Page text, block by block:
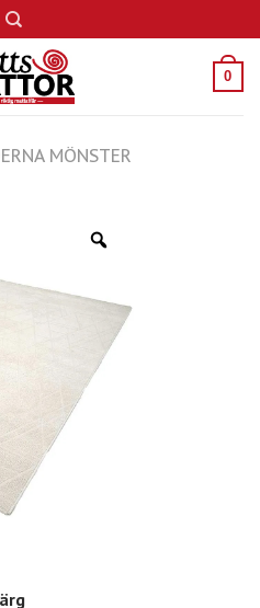
0
MÖNSTER